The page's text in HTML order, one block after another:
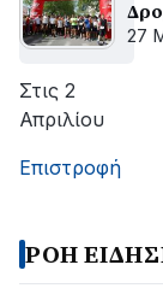
27
Στις 2
Απριλίου
Επιστροφή
ΡΟΗ